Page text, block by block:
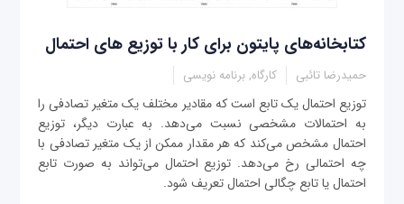
کتابخانه‌های پایتون برای کار با توزیع های احتمال
حمیدرضا تائبی کارگاه, برنامه نویسی
توزیع احتمال یک تابع است که مقادیر مختلف یک متغیر تصادفی را
به احتمالات مشخصی نسبت می‌دهد. به عبارت دیگر، توزیع
احتمال مشخص می‌کند که هر مقدار ممکن از یک متغیر تصادفی با
چه احتمالی رخ می‌دهد. توزیع احتمال می‌تواند به صورت تابع
احتمال یا تابع چگالی احتمال تعریف شود.